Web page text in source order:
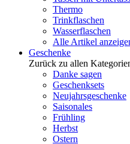
Thermo
Trinkflaschen
Wasserflaschen
Alle Artikel
Geschenke
Zurück zu allen
Danke sagen
Geschenksets
Neujahrsgeschenke
Saisonales
Frühling
Herbst
Ostern